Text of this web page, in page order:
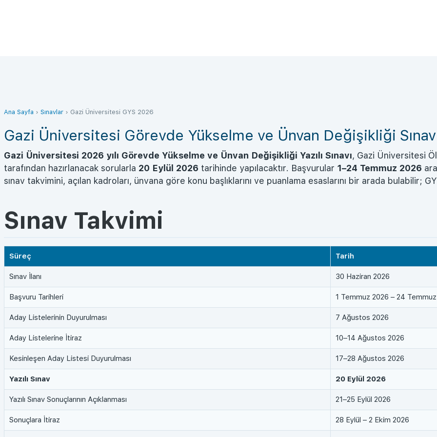
Ana Sayfa › Sınavlar › Gazi Üniversitesi GYS 2026
Gazi Üniversitesi Görevde Yükselme ve Ünvan Değişikliği
Gazi Üniversitesi 2026 yılı Görevde Yükselme ve Ünvan Değişikliği Yazılı Sınavı, Gazi Üniversitesi
tarafından hazırlanacak sorularla 20 Eylül 2026 tarihinde yapılacaktır. Başvurular 1–24 Temmuz 2026
sınav takvimini, açılan kadroları, ünvana göre konu başlıklarını ve puanlama esaslarını bir arada bulabilir;
Sınav Takvimi
Süreç Tarih
Sınav İlanı 30 Haziran 2026
Başvuru Tarihleri 1 Temmuz 2026 – 24
Aday Listelerinin Duyurulması 7 Ağustos 2026
Aday Listelerine İtiraz 10–14 Ağustos 2026
Kesinleşen Aday Listesi Duyurulması 17–28 Ağustos 2026
Yazılı Sınav 20 Eylül 2026
Yazılı Sınav Sonuçlarının Açıklanması 21–25 Eylül 2026
Sonuçlara İtiraz 28 Eylül – 2 Ekim 2026